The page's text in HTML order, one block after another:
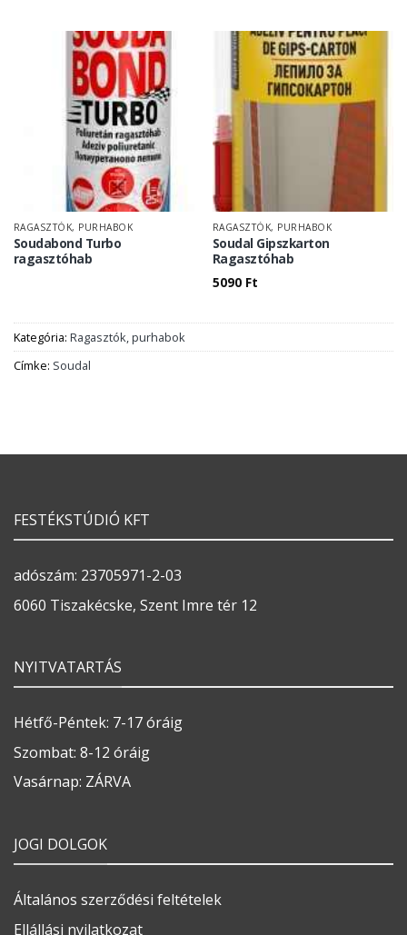
RAGASZTÓK, PURHABOK
Soudabond Turbo
ragasztóhab
RAGASZTÓK, PURHABOK
Soudal Gipszkarton
Ragasztóhab
5090 Ft
Kategória: Ragasztók, purhabok
Címke: Soudal
FESTÉKSTÚDIÓ KFT
adószám: 23705971-2-03
6060 Tiszakécske, Szent Imre tér 12
NYITVATARTÁS
Hétfő-Péntek: 7-17 óráig
Szombat: 8-12 óráig
Vasárnap: ZÁRVA
JOGI DOLGOK
Általános szerződési feltételek
Ellállási nyilatkozat